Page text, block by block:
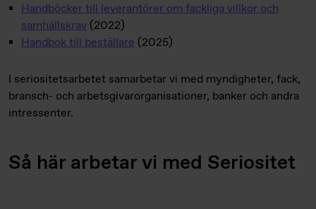
Handböcker till leverantörer om fackliga villkor och
samhällskrav (2022)
Handbok till beställare (2025)
I seriositetsarbetet samarbetar vi med myndigheter, fack,
bransch- och arbetsgivarorganisationer, banker och andra
intressenter.
Så här arbetar vi med Seriositet